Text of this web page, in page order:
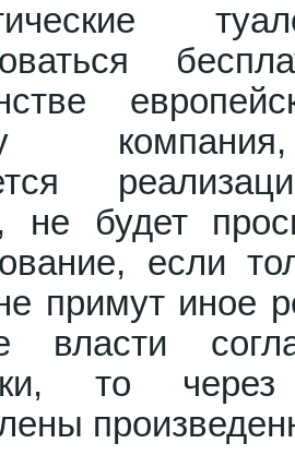
не будет
если
примут иное
власти
то